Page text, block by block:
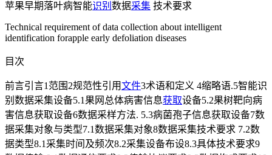
苹果早期落叶病智能识别 数据采集 技术要求
Technical requirement of data collection about intelligent
identification forapple early defoliation diseases
目次
前言引言1范围2规范性引用文件3术语和定义 4缩略语.5智能识
别数据采集设备5.1果网总体病害信息获取设备5.2果树靶向病
害信息获取设备6数据采样方法. 5.3病菌孢子信息获取设备7数
据采集对象与类型7.1数据采集对象8数据采集技术要求 7.2数
据类型8.1采集时间及频次8.2采集设备布设8.3具体技术要求9